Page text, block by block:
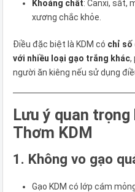
Khoáng chất: Canxi, sắt,
xương chắc khỏe.
Điều đặc biệt là KDM có chỉ số
với nhiều loại gạo trắng khác,
người ăn kiêng nếu sử dụng
Lưu ý quan trọng
Thơm KDM
1. Không vo gạo
Gạo KDM có lớp cám